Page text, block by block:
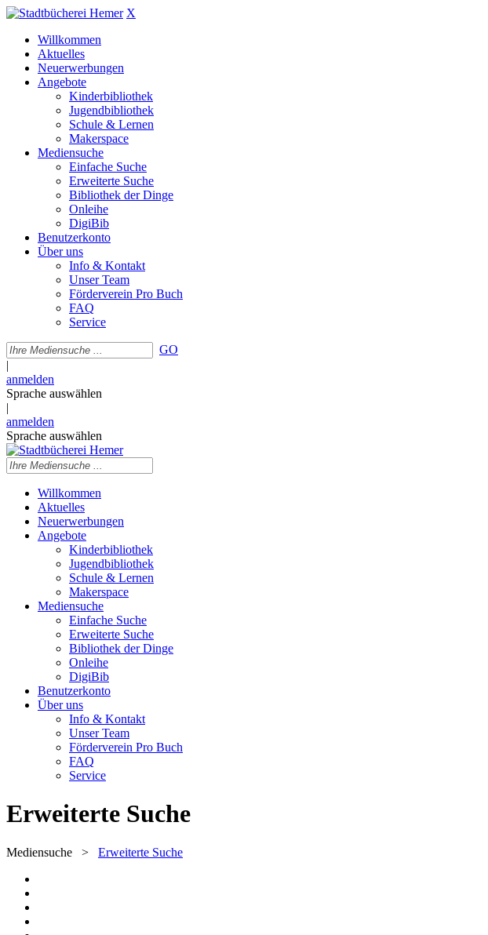
X
Willkommen
Aktuelles
Neuerwerbungen
Angebote
Kinderbibliothek
Jugendbibliothek
Schule & Lernen
Makerspace
Mediensuche
Einfache Suche
Erweiterte Suche
Bibliothek der Dinge
Onleihe
DigiBib
Benutzerkonto
Über uns
Info & Kontakt
Unser Team
Förderverein Pro Buch
FAQ
Service
GO
|
anmelden
Sprache auswählen
|
anmelden
Sprache auswählen
Willkommen
Aktuelles
Neuerwerbungen
Angebote
Kinderbibliothek
Jugendbibliothek
Schule & Lernen
Makerspace
Mediensuche
Einfache Suche
Erweiterte Suche
Bibliothek der Dinge
Onleihe
DigiBib
Benutzerkonto
Über uns
Info & Kontakt
Unser Team
Förderverein Pro Buch
FAQ
Service
Erweiterte Suche
Mediensuche > Erweiterte Suche